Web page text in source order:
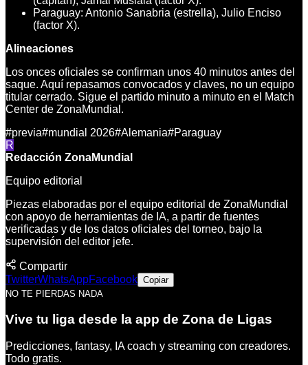
Paraguay: Antonio Sanabria (estrella), Julio Enciso
(factor X).
Alineaciones
Los onces oficiales se confirman unos 40 minutos antes del
saque. Aquí repasamos convocados y claves, no un equipo
titular cerrado. Sigue el partido minuto a minuto en el Match
Center de ZonaMundial.
#previa#mundial 2026#Alemania#Paraguay
R
Redacción ZonaMundial
Equipo editorial
Piezas elaboradas por el equipo editorial de ZonaMundial
con apoyo de herramientas de IA, a partir de fuentes
verificadas y de los datos oficiales del torneo, bajo la
supervisión del editor jefe.
Compartir
TwitterWhatsAppFacebook Copiar
NO TE PIERDAS NADA
Vive tu liga desde la app de Zona de Ligas
Predicciones, fantasy, IA coach y streaming con creadores.
Todo gratis.